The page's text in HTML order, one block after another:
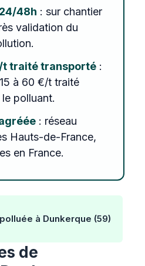
48h : sur chantier
validation du
t traité transporté:
à 60 €/t traité
polluant.
: réseau
Hauts-de-France,
en France.
à Dunkerque (59)
de